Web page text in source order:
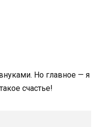
Но главное — я
счастье!